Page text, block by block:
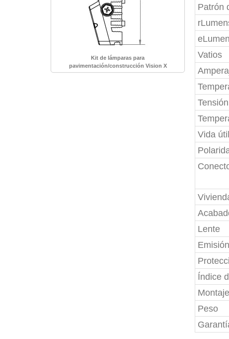
Kit de lámparas para
pavimentación/construcción Vision X
Patrón
Vatios
Vida útil
Lente
Índice
Montaje
Peso